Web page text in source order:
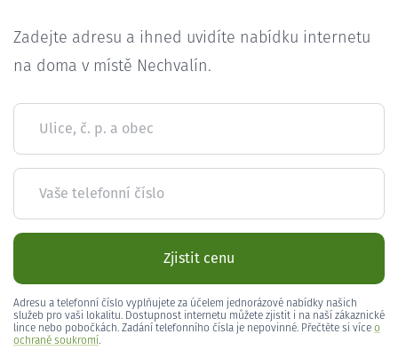
Zadejte adresu a ihned uvidíte nabídku internetu
na doma v místě Nechvalín.
Ulice, č. p. a obec
Vaše telefonní číslo
Zjistit cenu
Adresu a telefonní číslo vyplňujete za účelem jednorázové nabídky našich
služeb pro vaši lokalitu. Dostupnost internetu můžete zjistit i na naší zákaznické
lince nebo pobočkách. Zadání telefonního čísla je nepovinné. Přečtěte si více o
ochraně soukromí.